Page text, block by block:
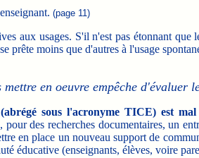
(page 11)
aux usages. S'il n'est pas étonnant que
prête moins que d'autres à l'usage
en oeuvre empêche d'évaluer
sous l'acronyme TICE) est
des recherches documentaires, un
en place un nouveau support de
éducative (enseignants, élèves, voire